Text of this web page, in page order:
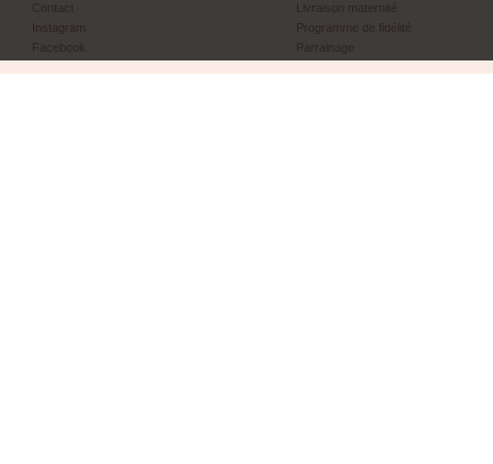
Contact
Instagram
Facebook
Livraison maternité
Programme de fidélité
Parrainage